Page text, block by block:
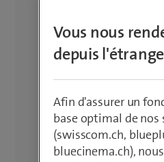
Vous nous
depuis
Afin d'assurer un
base optimal de nos
(swisscom.ch,
bluecinema.ch),